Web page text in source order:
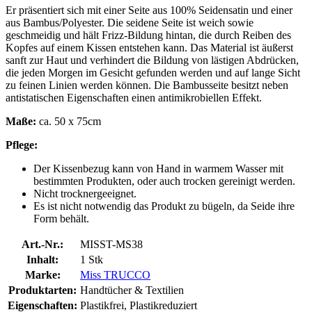
Er präsentiert sich mit einer Seite aus 100% Seidensatin und einer
aus Bambus/Polyester. Die seidene Seite ist weich sowie
geschmeidig und hält Frizz-Bildung hintan, die durch Reiben des
Kopfes auf einem Kissen entstehen kann. Das Material ist äußerst
sanft zur Haut und verhindert die Bildung von lästigen Abdrücken,
die jeden Morgen im Gesicht gefunden werden und auf lange Sicht
zu feinen Linien werden können. Die Bambusseite besitzt neben
antistatischen Eigenschaften einen antimikrobiellen Effekt.
Maße: ca. 50 x 75cm
Pflege:
Der Kissenbezug kann von Hand in warmem Wasser mit
bestimmten Produkten, oder auch trocken gereinigt werden.
Nicht trocknergeeignet.
Es ist nicht notwendig das Produkt zu bügeln, da Seide ihre
Form behält.
Art.-Nr.:
MISST-MS38
Inhalt:
1 Stk
Marke:
Miss TRUCCO
Produktarten: Handtücher & Textilien
Eigenschaften: Plastikfrei, Plastikreduziert